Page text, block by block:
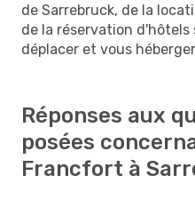
de Sarrebruck, de la
de la réservation d'hôtels
déplacer et vous
Réponses aux
posées
Francfort à